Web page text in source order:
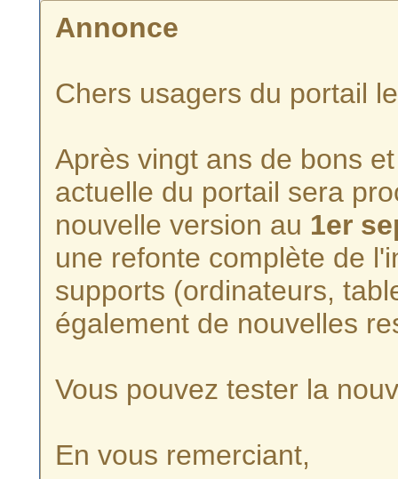
Annonce
Chers usagers du portail
Après vingt ans de bons
actuelle du portail sera
nouvelle version au 1er
une refonte complète de
supports (ordinateurs,
également de nouvelles
Vous pouvez tester la
En vous remerciant,